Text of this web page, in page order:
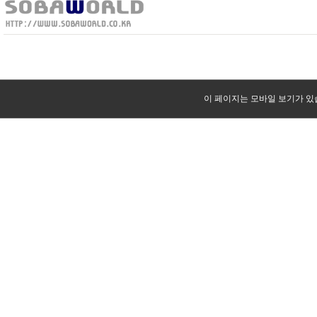
이 페이지는 모바일 보기가